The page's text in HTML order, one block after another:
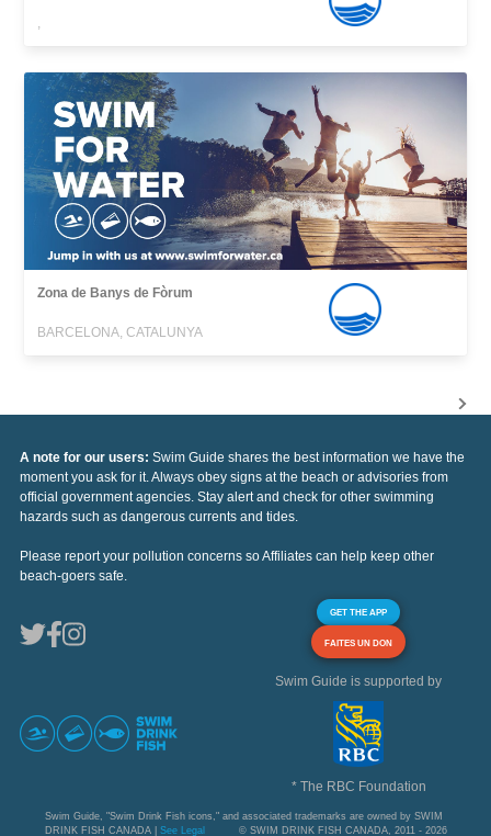
,
Zona de Banys de Fòrum
BARCELONA, CATALUNYA
A note for our users: Swim Guide shares the best information we have the
moment you ask for it. Always obey signs at the beach or advisories from
official government agencies. Stay alert and check for other swimming
hazards such as dangerous currents and tides.
Please report your pollution concerns so Affiliates can help keep other
beach-goers safe.
GET THE APP
FAITES UN DON
Swim Guide is supported by
* The RBC Foundation
Swim Guide, "Swim Drink Fish icons," and associated trademarks are owned by SWIM
DRINK FISH CANADA | See Legal © SWIM DRINK FISH CANADA, 2011 - 2026